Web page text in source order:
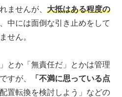
ませんが、 大抵はある程度の
中には面倒な引き止めをして
せん。
とか「無責任だ」とかは管理
すが、
「不満に思っている点
配置転換を検討しよう」などの